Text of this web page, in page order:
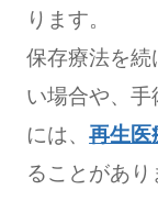
ります。
保存療法を
い場合や、
には、再生医
ることがあ